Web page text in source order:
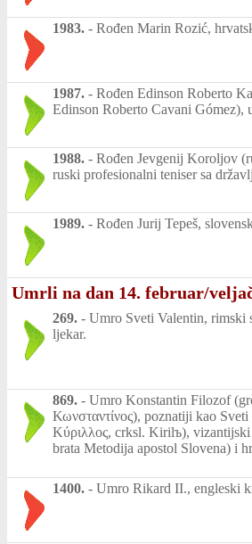
1983. - Rođen Marin Rozić,
1987. - Rođen Edinson Roberto
Edinson Roberto Cavani Gómez),
1988. - Rođen Jevgenij Koroljov
ruski profesionalni teniser sa
1989. - Rođen Jurij Tepeš,
Umrli na dan 14. februar/
269. - Umro Sveti Valentin, rimski
ljekar.
869. - Umro Konstantin Filozof
Κωνσταντίνος), poznatiji kao
Κύριλλος, crksl. Kirilъ),
brata Metodija apostol Slovena) i
1400. - Umro Rikard II., engleski